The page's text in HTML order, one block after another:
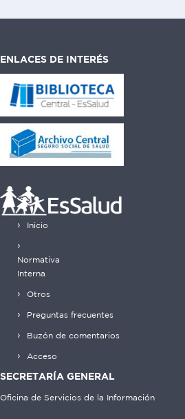
ENLACES DE INTERÉS
Inicio
Normativa
Interna
Otros
Preguntas frecuentes
Buzón de comentarios
Acceso
SECRETARÍA GENERAL
Oficina de Servicios de la Información